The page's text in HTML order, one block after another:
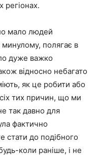
регіонах.
мало людей
минулому, полягає в
дуже важко
відносно небагато
як це робити або
тих причин, що ми
так давно для
фактично
стати до подібного
коли раніше, і не